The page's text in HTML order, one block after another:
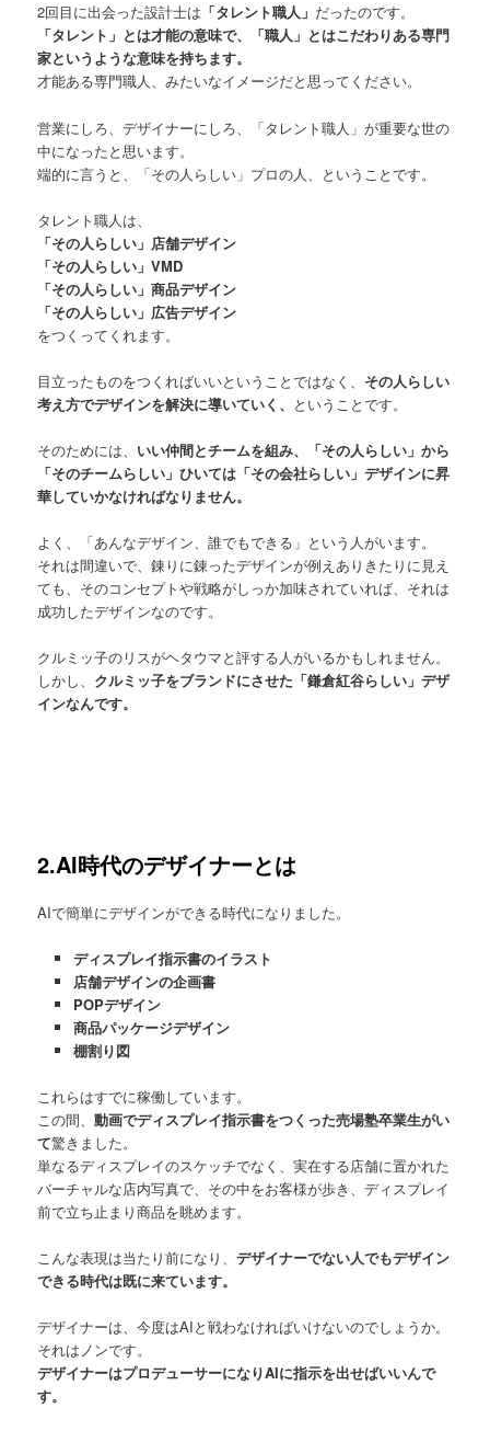
2回目に出会った設計士は 「タレント職人」 だったのです。
「タレント」とは才能の意味で、「職人」とはこだわりある専門
家というような意味を持ちます。
才能ある専門職人、みたいなイメージだと思ってください。
営業にしろ、デザイナーにしろ、「タレント職人」が重要な世の
中になったと思います。
端的に言うと、「その人らしい」プロの人、ということです。
タレント職人は、
「その人らしい」店舗デザイン
「その人らしい」VMD
「その人らしい」商品デザイン
「その人らしい」広告デザイン
をつくってくれます。
目立ったものをつくればいいということではなく、 その人らしい
考え方でデザインを解決に導いていく、 ということです。
そのためには、 いい仲間とチームを組み、「その人らしい」から
「そのチームらしい」ひいては「その会社らしい」デザインに昇
華していかなければなりません。
よく、「あんなデザイン、誰でもできる」という人がいます。
それは間違いで、錬りに錬ったデザインが例えありきたりに見え
ても、そのコンセプトや戦略がしっか加味されていれば、それは
成功したデザインなのです。
クルミッ子のリスがヘタウマと評する人がいるかもしれません。
しかし、 クルミッ子をブランドにさせた「鎌倉紅谷らしい」デザ
インなんです。
2.AI時代のデザイナーとは
AIで簡単にデザインができる時代になりました。
ディスプレイ指示書のイラスト
店舗デザインの企画書
POPデザイン
商品パッケージデザイン
棚割り図
これらはすでに稼働しています。
この間、動画でディスプレイ指示書をつくった売場塾卒業生がい
て驚きました。
単なるディスプレイのスケッチでなく、実在する店舗に置かれた
バーチャルな店内写真で、その中をお客様が歩き、ディスプレイ
前で立ち止まり商品を眺めます。
こんな表現は当たり前になり、デザイナーでない人でもデザイン
できる時代は既に来ています。
デザイナーは、今度はAIと戦わなければいけないのでしょうか。
それはノンです。
デザイナーはプロデューサーになりAIに指示を出せばいいんで
す。